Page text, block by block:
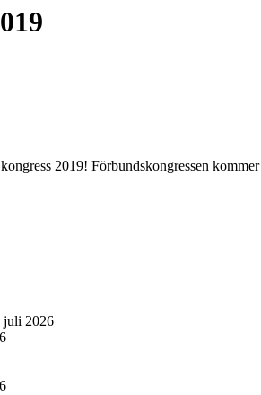
2019! Förbundskongressen
juli 2026